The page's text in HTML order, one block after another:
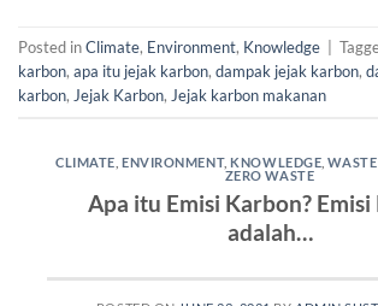
Posted inClimate, Environment, Knowledge
karbon, apa itu jejak karbon, dampak jejak karbon,
karbon, Jejak Karbon, Jejak karbon makanan
CLIMATE ,ENVIRONMENT, KNOWLEDGE ,
ZERO WASTE
Apa itu Emisi Karbon?
adalah…